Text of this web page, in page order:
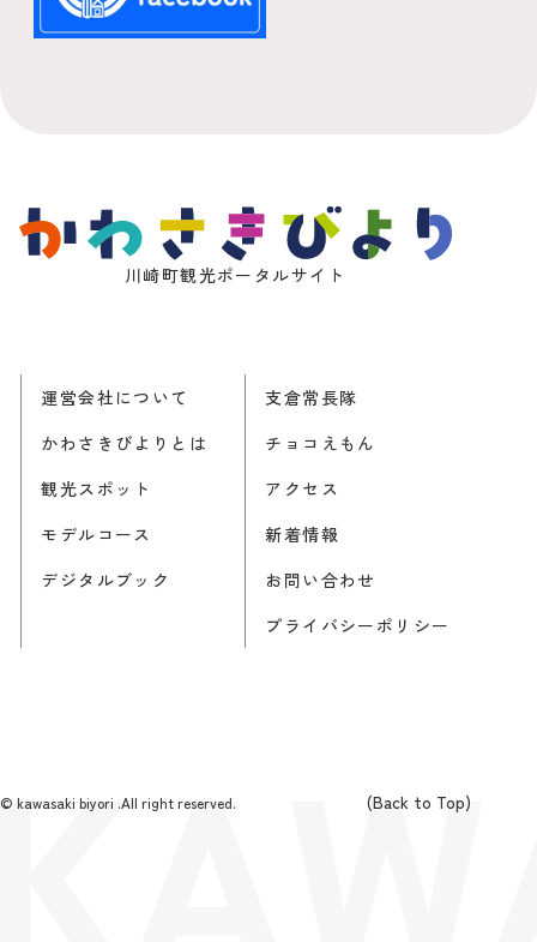
川崎町観光ポータルサイト
運営会社について
かわさきびよりとは
観光スポット
モデルコース
デジタルブック
支倉常長隊
チョコえもん
アクセス
新着情報
お問い合わせ
プライバシーポリシー
© kawasaki biyori .All right reserved. (Back to Top)